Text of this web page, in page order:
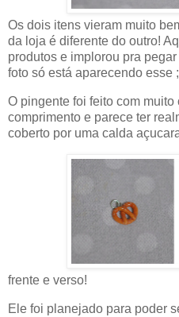
Os dois itens vieram muito
da loja é diferente do outro!
produtos e implorou pra
foto só está aparecendo esse
O pingente foi feito com
comprimento e parece ter
coberto por uma calda
frente e verso!
Ele foi planejado para poder